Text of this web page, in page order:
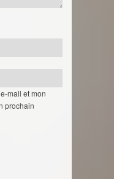
mail et mon
prochain